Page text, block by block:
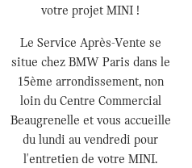
votre projet MINI !
Le Service Après-Vente se
situe chez BMW Paris dans le
15ème arrondissement, non
loin du Centre Commercial
Beaugrenelle et vous accueille
du lundi au vendredi pour
l'entretien de votre MINI.